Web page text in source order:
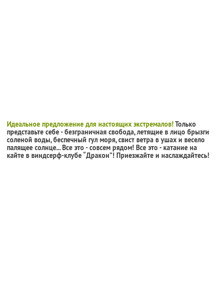
Идеальное предложение для настоящих экстремалов!Только
представьте себе - безграничная свобода, летящие в лицо брызги
соленой воды, беспечный гул моря, свист ветра в ушах и весело
палящее солнце... Все это - совсем рядом! Все это - катание на
кайте в виндсерф-клубе “Дракон”! Приезжайте и наслаждайтесь!